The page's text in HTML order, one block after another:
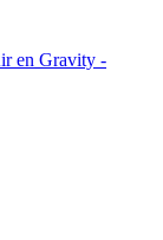
en Gravity -